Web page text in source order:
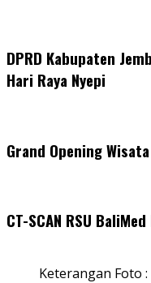
DPRD Kabupaten
Hari Raya Nyepi
Grand Opening
CT-SCAN RSU
Keterangan Foto :